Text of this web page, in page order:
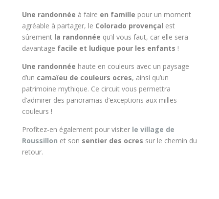
Une randonnée à faire en famille pour un moment
agréable à partager, le Colorado provençal est
sûrement la randonnée qu’il vous faut, car elle sera
davantage facile et ludique pour les enfants !
Une randonnée haute en couleurs avec un paysage
d’un camaïeu de couleurs ocres, ainsi qu’un
patrimoine mythique. Ce circuit vous permettra
d’admirer des panoramas d’exceptions aux milles
couleurs !
Profitez-en également pour visiter le village de
Roussillon et son sentier des ocres sur le chemin du
retour.